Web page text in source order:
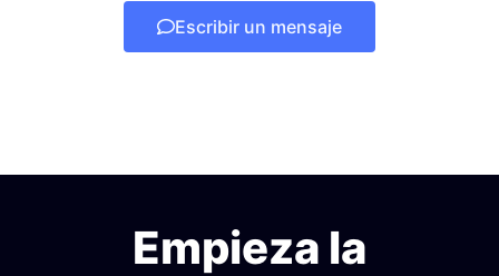
Escribir un mensaje
Empieza la